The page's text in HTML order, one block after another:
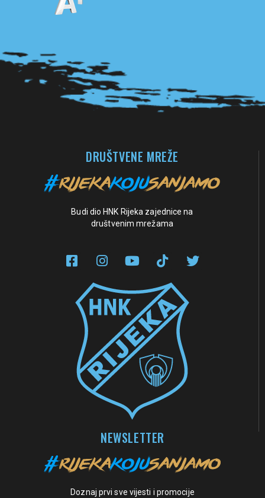
DRUŠTVENE MREŽE
Budi dio HNK Rijeka zajednice na
društvenim mrežama
NEWSLETTER
Doznaj prvi sve vijesti i promocije